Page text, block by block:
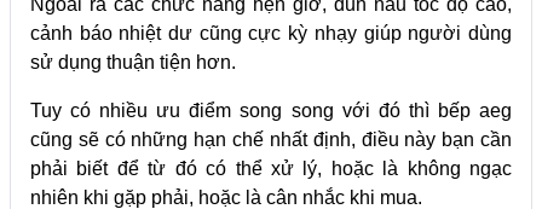
cảnh báo nhiệt dư cũng cực kỳ nhạy giúp người dùng
sử dụng thuận tiện hơn.
Tuy có nhiều ưu điểm song song với đó thì bếp aeg
cũng sẽ có những hạn chế nhất định, điều này bạn cần
phải biết để từ đó có thể xử lý, hoặc là không ngạc
nhiên khi gặp phải, hoặc là cân nhắc khi mua.